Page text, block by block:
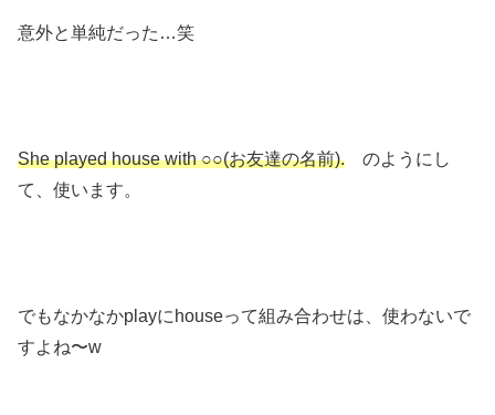
意外と単純だった…笑
She played house with ○○(お友達の名前). のようにし
て、使います。
でもなかなかplayにhouseって組み合わせは、使わないで
すよね〜w